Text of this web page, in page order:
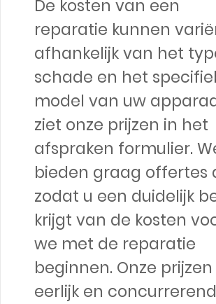
De kosten van een
reparatie kunnen
afhankelijk van het
schade en het
model van uw
ziet onze prijzen in het
afspraken formulier.
bieden graag offertes
zodat u een duidelijk
krijgt van de kosten
we met de reparatie
beginnen. Onze prijzen
eerlijk en